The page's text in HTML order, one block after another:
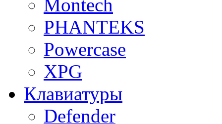
Montech
PHANTEKS
Powercase
XPG
Клавиатуры
Defender